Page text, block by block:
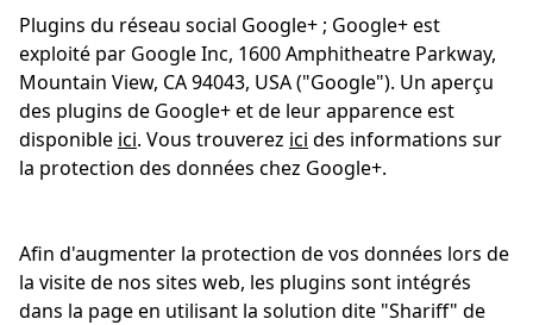
Plugins du réseau social Google+ ; Google+ est
exploité par Google Inc, 1600 Amphitheatre Parkway,
Mountain View, CA 94043, USA ("Google"). Un aperçu
des plugins de Google+ et de leur apparence est
disponible ici. Vous trouverez ici des informations sur
la protection des données chez Google+.
Afin d'augmenter la protection de vos données lors de
la visite de nos sites web, les plugins sont intégrés
dans la page en utilisant la solution dite "Shariff" de
Loop54 Personalization
Page d'accueil personnalisée
Panier sauvegardé
Vidéos YouTube
Google Maps